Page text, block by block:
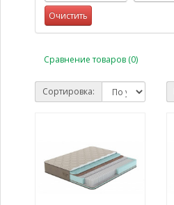
Очистить
Сравнение товаров (0)
Сортировка: